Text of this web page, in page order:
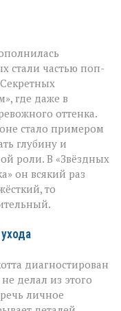
стали частью поп-
где даже в
оттенка.
стало примером
глубину и
роли. В «Звёздных
он всякий раз
то
диагностирован
делал из этого
личное